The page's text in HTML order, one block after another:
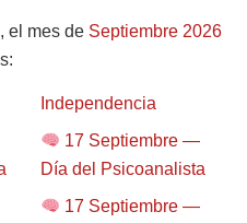
el mes de Septiembre 2026
Independencia
17 Septiembre —
Día del Psicoanalista
17 Septiembre —